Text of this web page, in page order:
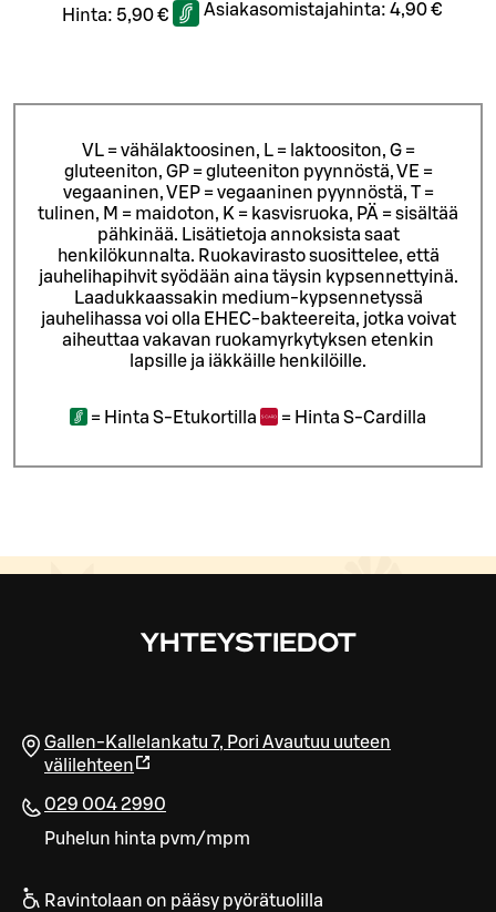
Hinta: 5,90 € Asiakasomistajahinta: 4,90 €
VL = vähälaktoosinen, L = laktoositon, G =
gluteeniton, GP = gluteeniton pyynnöstä, VE =
vegaaninen, VEP = vegaaninen pyynnöstä, T =
tulinen, M = maidoton, K = kasvisruoka, PÄ = sisältää
pähkinää. Lisätietoja annoksista saat
henkilökunnalta. Ruokavirasto suosittelee, että
jauhelihapihvit syödään aina täysin kypsennettyinä.
Laadukkaassakin medium-kypsennetyssä
jauhelihassa voi olla EHEC-bakteereita, jotka voivat
aiheuttaa vakavan ruokamyrkytyksen etenkin
lapsille ja iäkkäille henkilöille.
= Hinta S-Etukortilla = Hinta S-Cardilla
YHTEYSTIEDOT
Gallen-Kallelankatu 7, Pori Avautuu uuteen
välilehteen
029 004 2990
Puhelun hinta pvm/mpm
Ravintolaan on pääsy pyörätuolilla